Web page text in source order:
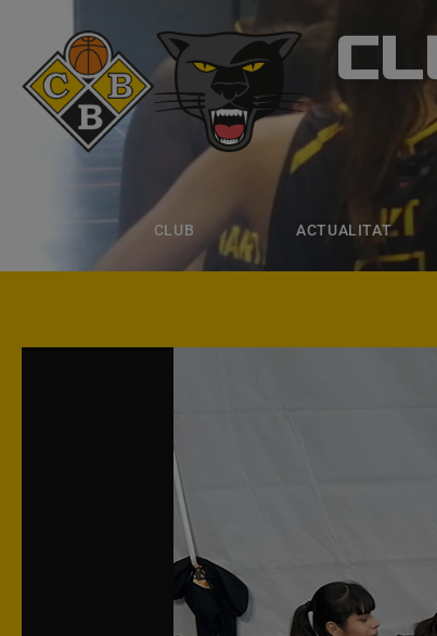
CLUB ACTUALITAT
CLUB
ACTUALITAT